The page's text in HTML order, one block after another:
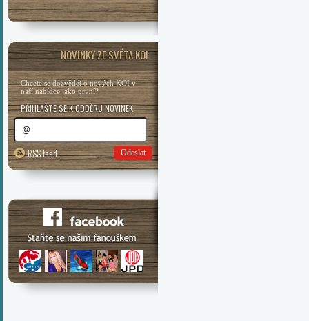
NOVINKY ZE SVĚTA KOI
Chcete se dozvědět o nových KOI v
naší nabídce jako první?
PŘIHLAŠTE SE K ODBĚRU NOVINEK
RSS feed Odeslat